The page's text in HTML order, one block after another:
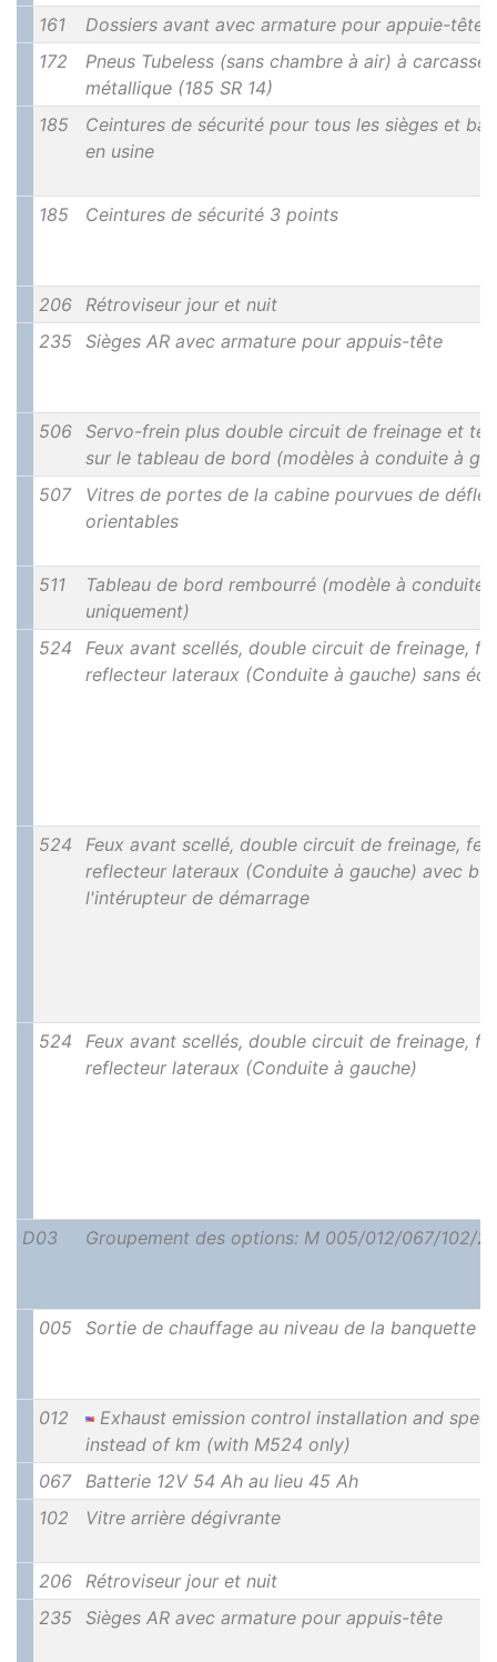
161
Dossiers avant avec armature pour appuie-têtes
172
Pneus Tubeless (sans chambre à air) à carcasse
métallique (185 SR 14)
185
Ceintures de sécurité pour tous les sièges et
en usine
185 Ceintures de sécurité 3 points
206
Rétroviseur jour et nuit
235
Sièges AR avec armature pour appuis-tête
506
Servo-frein plus double circuit de freinage et
sur le tableau de bord (modèles à conduite à
507
Vitres de portes de la cabine pourvues de
orientables
511
Tableau de bord rembourré (modèle à conduite
uniquement)
524
Feux avant scellés, double circuit de freinage,
reflecteur lateraux (Conduite à gauche) sans
524
Feux avant scellé, double circuit de freinage,
reflecteur lateraux (Conduite à gauche) avec
l'intérupteur de démarrage
524
Feux avant scellés, double circuit de freinage,
reflecteur lateraux (Conduite à gauche)
D03 Groupement des options: M 005/012/067/102/
005 Sortie de chauffage au niveau de la banquette
012
Exhaust emission control installation and
instead of km (with M524 only)
067
Batterie 12V 54 Ah au lieu 45 Ah
102
Vitre arrière dégivrante
206
Rétroviseur jour et nuit
235
Sièges AR avec armature pour appuis-tête